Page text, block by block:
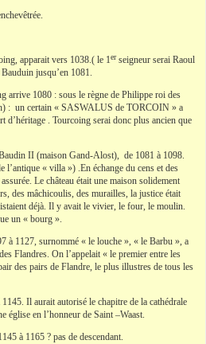
apparait vers 1038.( le 1erseigneur serai Raoul
jusqu’en 1081.
arrive 1080 : sous le règne de Philippe roi des
: un certain « SASWALUS de TORCOIN » a
d’héritage . Tourcoing serai donc plus ancien que
II (maison Gand-Alost), de 1081 à 1098.
l’antique « villa ») .En échange du cens et des
Le château était une maison solidement
des mâchicoulis, des murailles, la justice était
déjà. Il y avait le vivier, le four, le moulin.
un « bourg ».
à 1127, surnommé « le louche », « le Barbu », a
Flandres. On l’appelait « le premier entre les
des pairs de Flandre, le plus illustres de tous les
Il aurait autorisé le chapitre de la cathédrale
église en l’honneur de Saint –Waast.
à 1165 ? pas de descendant.